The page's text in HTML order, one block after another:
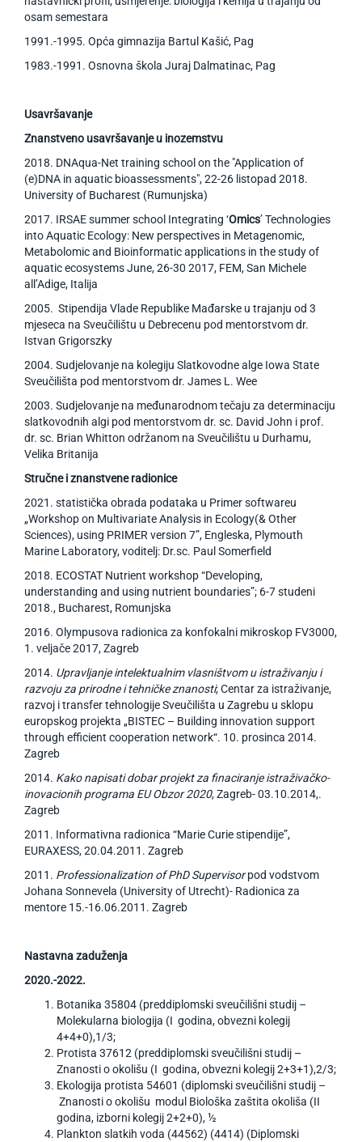
osam semestara
1991.-1995. Opća gimnazija Bartul Kašić, Pag
1983.-1991. Osnovna škola Juraj Dalmatinac, Pag
Usavršavanje
Znanstveno usavršavanje u inozemstvu
2018. DNAqua-Net training school on the "Application of
(e)DNA in aquatic bioassessments", 22-26 listopad 2018.
University of Bucharest (Rumunjska)
2017. IRSAE summer school Integrating ‘Omics’ Technologies
into Aquatic Ecology: New perspectives in Metagenomic,
Metabolomic and Bioinformatic applications in the study of
aquatic ecosystems June, 26-30 2017, FEM, San Michele
all’Adige, Italija
2005. Stipendija Vlade Republike Mađarske u trajanju od 3
mjeseca na Sveučilištu u Debrecenu pod mentorstvom dr.
Istvan Grigorszky
2004. Sudjelovanje na kolegiju Slatkovodne alge Iowa State
Sveučilišta pod mentorstvom dr. James L. Wee
2003. Sudjelovanje na međunarodnom tečaju za determinaciju
slatkovodnih algi pod mentorstvom dr. sc. David John i prof.
dr. sc. Brian Whitton održanom na Sveučilištu u Durhamu,
Velika Britanija
Stručne i znanstvene radionice
2021. statistička obrada podataka u Primer softwareu
„Workshop on Multivariate Analysis in Ecology(& Other
Sciences), using PRIMER version 7”, Engleska, Plymouth
Marine Laboratory, voditelj: Dr.sc. Paul Somerfield
2018. ECOSTAT Nutrient workshop “Developing,
understanding and using nutrient boundaries”; 6-7 studeni
2018., Bucharest, Romunjska
2016. Olympusova radionica za konfokalni mikroskop FV3000,
1. veljače 2017, Zagreb
2014. Upravljanje intelektualnim vlasništvom u istraživanju i
razvoju za prirodne i tehničke znanosti; Centar za istraživanje,
razvoj i transfer tehnologije Sveučilišta u Zagrebu u sklopu
europskog projekta „BISTEC – Building innovation support
through efficient cooperation network“. 10. prosinca 2014.
Zagreb
2014. Kako napisati dobar projekt za finaciranje istraživačko-
inovacionih programa EU Obzor 2020, Zagreb- 03.10.2014,.
Zagreb
2011. Informativna radionica “Marie Curie stipendije”,
EURAXESS, 20.04.2011. Zagreb
2011. Professionalization of PhD Supervisorpod vodstvom
Johana Sonnevela (University of Utrecht)- Radionica za
mentore 15.-16.06.2011. Zagreb
Nastavna zaduženja
2020.-2022.
Botanika 35804 (preddiplomski sveučilišni studij –
Molekularna biologija (I godina, obvezni kolegij
4+4+0),1/3;
Protista 37612 (preddiplomski sveučilišni studij –
Znanosti o okolišu (I godina, obvezni kolegij 2+3+1),2/3;
Ekologija protista 54601 (diplomski sveučilišni studij –
Znanosti o okolišu modul Biološka zaštita okoliša (II
godina, izborni kolegij 2+2+0), ½
Plankton slatkih voda (44562) (4414) (Diplomski